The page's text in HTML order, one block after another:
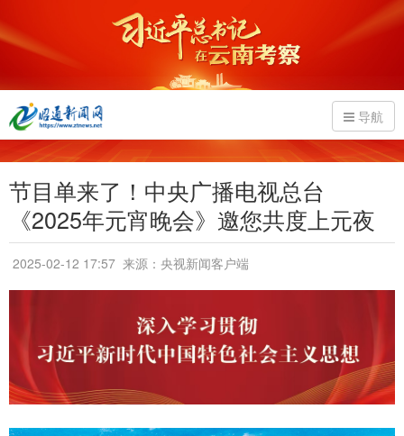
导航
节目单来了！中央广播电视总台
《2025年元宵晚会》邀您共度上元夜
2025-02-12 17:57 来源：央视新闻客户端